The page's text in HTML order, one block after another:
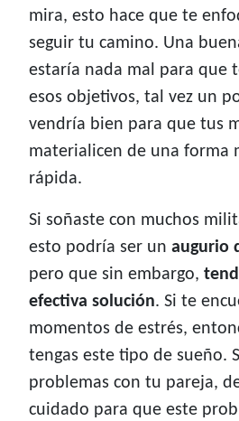
mira, esto hace que te
seguir tu camino. Una
estaría nada mal para que
esos objetivos, tal vez un
vendría bien para que tus
materialicen de una forma
rápida.
Si soñaste con muchos
esto podría ser un augurio
pero que sin embargo,
efectiva solución. Si te
momentos de estrés,
tengas este tipo de sueño.
problemas con tu pareja,
cuidado para que este